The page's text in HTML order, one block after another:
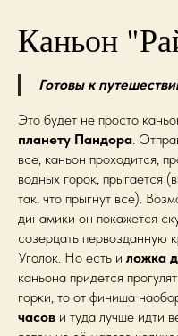
Каньон
Готовы к
Это будет не просто
планету Пандора.
все, каньон проходится,
водных горок, прыгается
так, что прыгнут все).
динамики он покажется
созерцать первозданную
Уголок. Но есть и ложка
каньона придется
горки, то от финиша
часов и туда лучше идти